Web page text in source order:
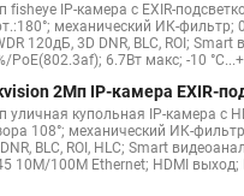
fisheye IP-камера c EXIR-
механический ИК-
120дБ, 3D DNR, BLC, ROI;
PoE(802.3af); 6.7Вт макс; -10
2Мп IP-камера EXIR-
уличная купольная IP-камера с
108°; механический ИК-
BLC, ROI, HLC; Smart
10M/100M Ethernet; HDMI выход;